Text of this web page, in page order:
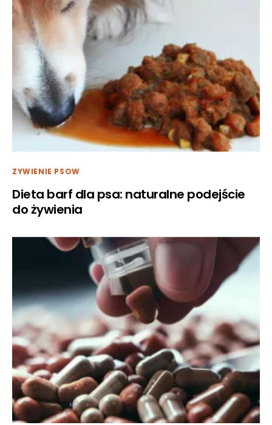
ZYWIENIE PSOW
Dieta barf dla psa: naturalne podejście
do żywienia